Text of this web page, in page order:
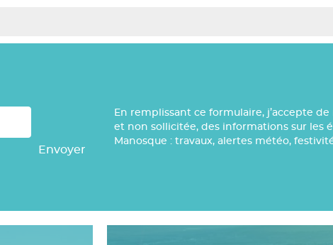
Envoyer
En remplissant ce formulaire, j’accepte
et non sollicitée, des informations sur les
Manosque : travaux, alertes météo,